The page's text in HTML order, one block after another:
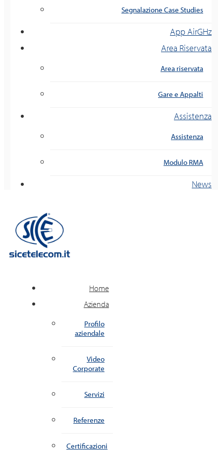
Segnalazione Case Studies
App AirGHz
Area Riservata
Area riservata
Gare e Appalti
Assistenza
Assistenza
Modulo RMA
News
Home
Azienda
Profilo
aziendale
Video
Corporate
Servizi
Referenze
Certificazioni